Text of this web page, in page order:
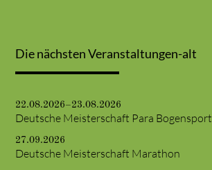
Die nächsten Veranstaltungen-alt
22.08.2026–23.08.2026
Deutsche Meisterschaft Para Bogensport
27.09.2026
Deutsche Meisterschaft Marathon